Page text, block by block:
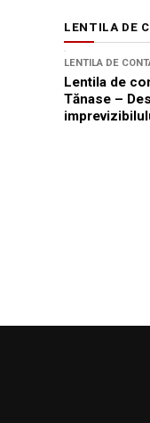
LENTILA DE
LENTILA DE
Lentila de
Tănase –